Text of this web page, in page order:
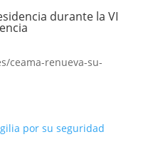
durante la VI
ceama-renueva-su-